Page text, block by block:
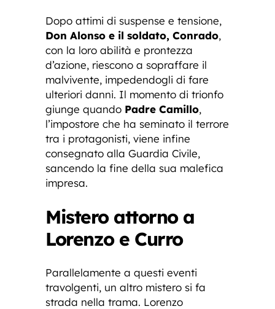
Dopo attimi di suspense e tensione,
Don Alonso e il soldato, Conrado,
con la loro abilità e prontezza
d’azione, riescono a sopraffare il
malvivente, impedendogli di fare
ulteriori danni. Il momento di trionfo
giunge quando Padre Camillo,
l’impostore che ha seminato il terrore
tra i protagonisti, viene infine
consegnato alla Guardia Civile,
sancendo la fine della sua malefica
impresa.
Mistero attorno a
Lorenzo e Curro
Parallelamente a questi eventi
travolgenti, un altro mistero si fa
strada nella trama. Lorenzo